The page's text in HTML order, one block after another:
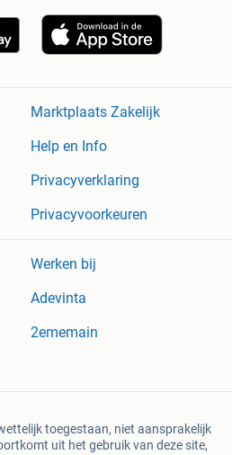
Marktplaats Zakelijk
Help en Info
Privacyverklaring
Privacyvoorkeuren
Werken bij
Adevinta
2ememain
toegestaan, niet aansprakelijk
uit het gebruik van deze site,